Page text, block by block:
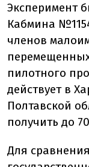
Эксперимент
Кабмина
членов
пилотного
действует в
Полтавской
получить до
Для